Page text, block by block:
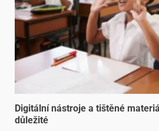
Digitální nástroje a tištěné
důležité